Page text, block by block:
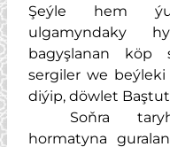
Şeýle hem
ulgamyndaky
bagyşlanan köp
sergiler we beýleki
diýip, döwlet
Soňra
hormatyna